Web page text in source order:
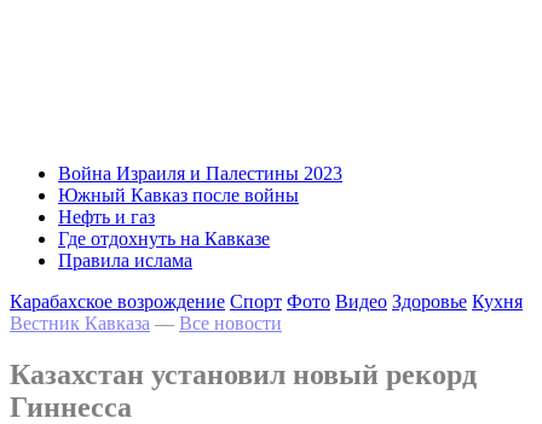
Война Израиля и Палестины 2023
Южный Кавказ после войны
Нефть и газ
Где отдохнуть на Кавказе
Правила ислама
Карабахское возрождение Спорт Фото Видео Здоровье Кухня
Вестник Кавказа — Все новости
Казахстан установил новый рекорд
Гиннесса